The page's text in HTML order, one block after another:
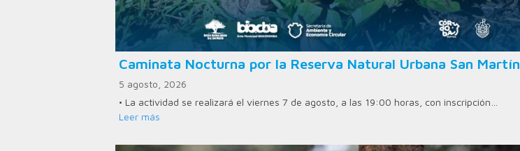
Caminata Nocturna por la Reserva Natural Urbana San Martín
5 agosto, 2026
• La actividad se realizará el viernes 7 de agosto, a las 19:00 horas, con inscripción…
Leer más